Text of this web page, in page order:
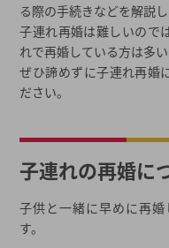
る際の手続きなどを解説し
子連れ再婚は難しいので
れで再婚している方は多い
ぜひ諦めずに子連れ再婚
ださい。
子連れの再婚に
子供と一緒に早めに再
す。